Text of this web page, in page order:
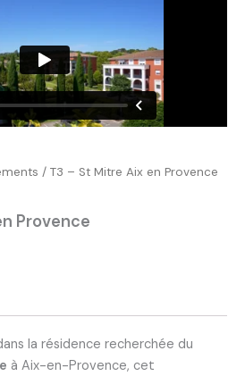
/ T3 – St Mitre Aix en Provence
Provence
la résidence recherchée du
à Aix-en-Provence, cet